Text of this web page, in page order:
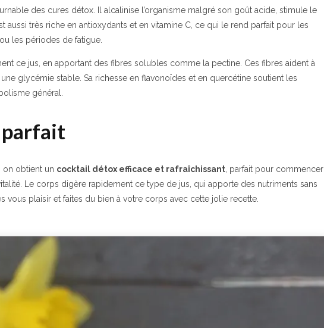
des cures détox. Il alcalinise l’organisme malgré son goût acide, stimule le
aussi très riche en antioxydants et en vitamine C, ce qui le rend parfait pour les
les périodes de fatigue.
ce jus, en apportant des fibres solubles comme la pectine. Ces fibres aident à
glycémie stable. Sa richesse en flavonoïdes et en quercétine soutient les
général.
parfait
on obtient un cocktail détox efficace et rafraîchissant , parfait pour commencer
Le corps digère rapidement ce type de jus, qui apporte des nutriments sans
vous plaisir et faites du bien à votre corps avec cette jolie recette.